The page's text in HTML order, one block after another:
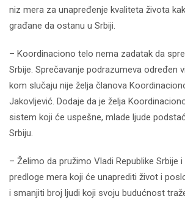
niz mera za unapređenje kvaliteta života
građane da ostanu u Srbiji.
– Koordinaciono telo nema zadatak da
Srbije. Sprečavanje podrazumeva određen
kom slučaju nije želja članova
Jakovljević. Dodaje da je želja
sistem koji će uspešne, mlade ljude
Srbiju.
– Želimo da pružimo Vladi Republike Srbije
predloge mera koji će unaprediti život i
i smanjiti broj ljudi koji svoju budućnost